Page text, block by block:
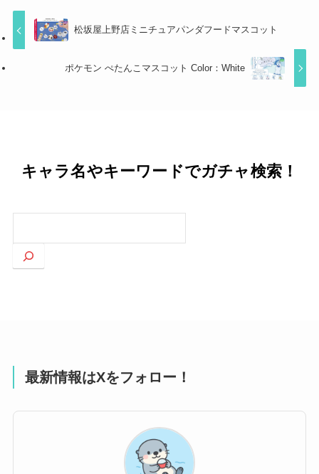
松坂屋上野店ミニチュアパンダフードマスコット
ポケモン ぺたんこマスコット Color：White
キャラ名やキーワードでガチャ検索！
索
最新情報はXをフォロー！